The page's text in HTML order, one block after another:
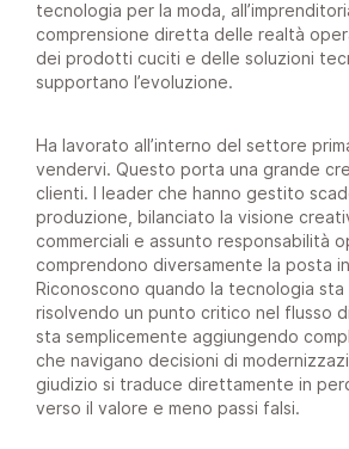
tecnologia per la moda,
comprensione diretta delle realtà
dei prodotti cuciti e delle soluzioni
supportano l’evoluzione.
Ha lavorato all’interno del settore
vendervi. Questo porta una grande
clienti. I leader che hanno gestito
produzione, bilanciato la visione
commerciali e assunto responsabilità
comprendono diversamente la posta
Riconoscono quando la tecnologia sta
risolvendo un punto critico nel flusso
sta semplicemente aggiungendo
che navigano decisioni di
giudizio si traduce direttamente in
verso il valore e meno passi falsi.